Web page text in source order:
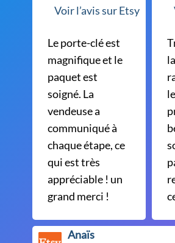
Voir l’avis sur Etsy
Le porte-clé est
magnifique et le
paquet est
soigné. La
vendeuse a
communiqué à
chaque étape, ce
qui est très
appréciable ! un
grand merci !
Anaïs